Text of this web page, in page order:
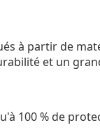
à partir de
et un
100 % de